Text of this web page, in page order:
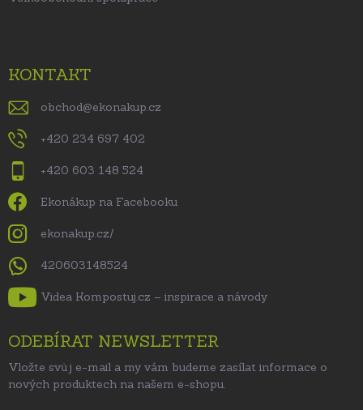
KONTAKT
obchod@ekonakup.cz
+420 234 697 402
+420 603 148 524
Ekonákup na Facebooku
ekonakup.cz/
420603148524
Videa Kompostuj.cz – inspirace a návody
ODEBÍRAT NEWSLETTER
Vložte svůj e-mail a my vám budeme zasílat informace o
nových produktech na našem e-shopu.